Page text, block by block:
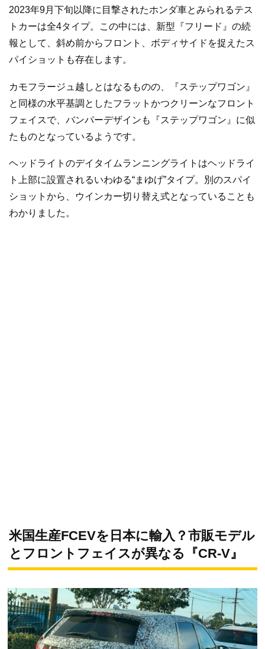
2023年9月下旬以降に目撃されたホンダ車とみられるテス
トカーは全4タイプ。この中には、新型『フリード』の続
報として、斜め前からフロント、ボディサイドを捉えたス
パイショットも存在します。
カモフラージュ越しとはなるものの、『ステップワゴン』
と同様の水平基調としたフラットかつクリーンなフロント
フェイスで、バンパーデザインも『ステップワゴン』に似
たものとなっているようです。
ヘッドライトのデイタイムランニングライトはヘッドライ
ト上部に設置されるいわゆる“まゆげ”タイプ。別のスパイ
ショットから、ウインカー切り替え式となっていることも
わかりました。
米国生産FCEVを日本に輸入？市販モデル
とフロントフェイスが異なる『CR-V』